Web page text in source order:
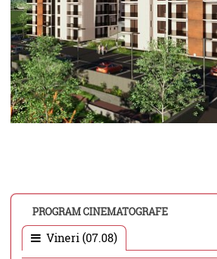
PROGRAM CINEMATOGRAFE
Vineri (07.08)